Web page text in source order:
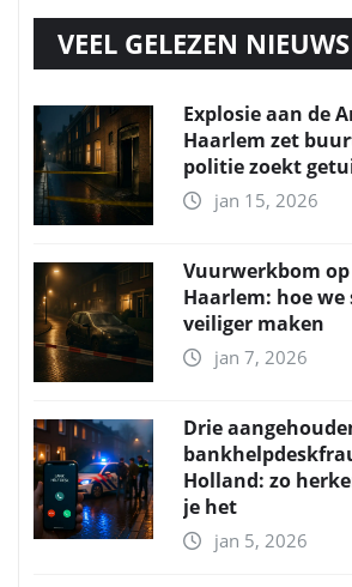
VEEL GELEZEN NIEUWS
Explosie aan de
Haarlem zet
politie zoekt
jan 15, 2026
Vuurwerkbom
Haarlem: hoe
veiliger maken
jan 7, 2026
Drie
Holland: zo
je het
jan 5, 2026